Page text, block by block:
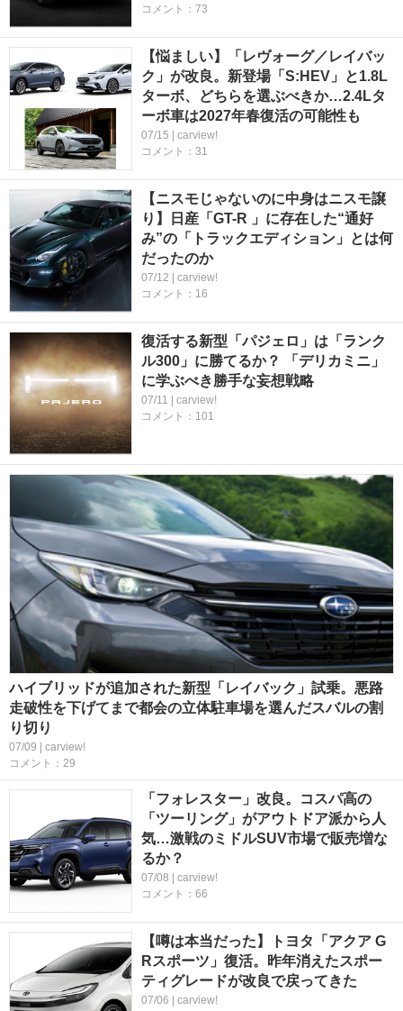
コメント：73
【悩ましい】「レヴォーグ／レイバッ
ク」が改良。新登場「S:HEV」と1.8L
ターボ、どちらを選ぶべきか…2.4Lタ
ーボ車は2027年春復活の可能性も
07/15 | carview!
コメント：31
【ニスモじゃないのに中身はニスモ譲
り】日産「GT-R 」に存在した“通好
み”の「トラックエディション」とは何
だったのか
07/12 | carview!
コメント：16
復活する新型「パジェロ」は「ランク
ル300」に勝てるか？ 「デリカミニ」
に学ぶべき勝手な妄想戦略
07/11 | carview!
コメント：101
ハイブリッドが追加された新型「レイバック」試乗。悪路
走破性を下げてまで都会の立体駐車場を選んだスバルの割
り切り
07/09 | carview!
コメント：29
「フォレスター」改良。コスパ高の
「ツーリング」がアウトドア派から人
気…激戦のミドルSUV市場で販売増な
るか？
07/08 | carview!
コメント：66
【噂は本当だった】トヨタ「アクア G
Rスポーツ」復活。昨年消えたスポー
ティグレードが改良で戻ってきた
07/06 | carview!